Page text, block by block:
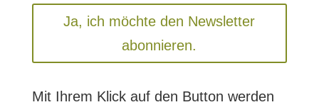
Ja, ich möchte den Newsletter
abonnieren.
Mit Ihrem Klick auf den Button werden